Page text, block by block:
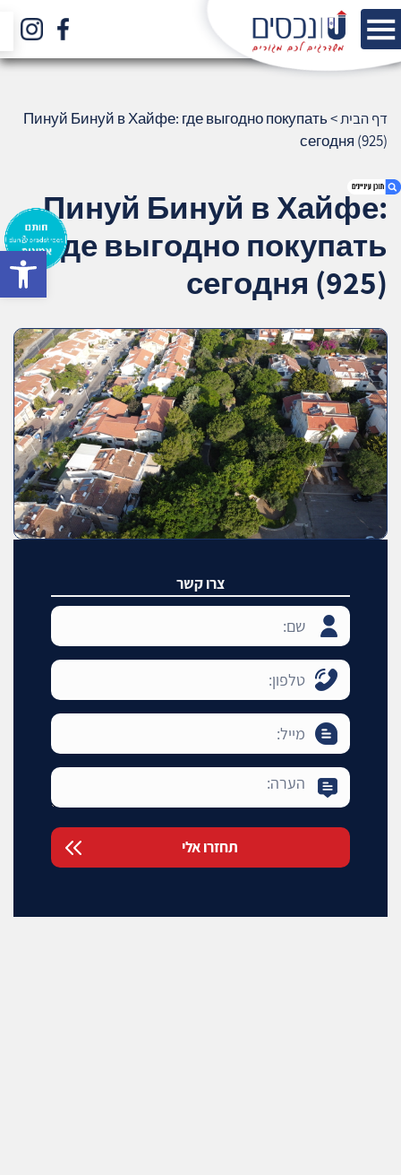
1. Пинуй Бинуй в Хайфе: где выгодно
покупать сегодня (925)
3. שאלתם ? ענינו !
דף הבית>
Пинуй Бинуй в Хайфе: где выгодно покупать
сегодня (925)
Пинуй Бинуй в Хайфе:
где выгодно покупать
сегодня (925)
צרו קשר